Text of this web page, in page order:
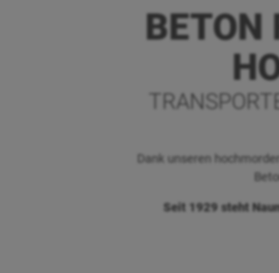
BETON
Dank unseren
Seit 1929 steht